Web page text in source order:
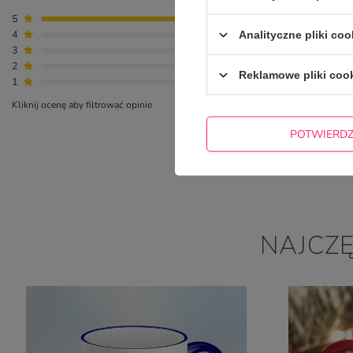
5
4
0
3
2
1
0
Kliknij ocenę aby filtrować opinie
Analityczne pliki
Reklamowe pliki